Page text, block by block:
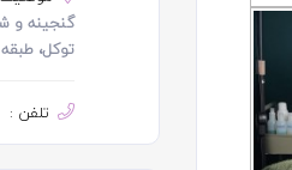
گنجینه و
توکل، طبقه
تلفن :